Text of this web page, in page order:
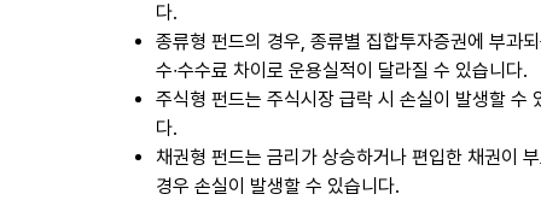
다.
종류형 펀드의 경우, 종류별 집합투자증권에 부과
수∙수수료 차이로 운용실적이 달라질 수 있습니다.
주식형 펀드는 주식시장 급락 시 손실이 발생할 수
다.
채권형 펀드는 금리가 상승하거나 편입한 채권이
경우 손실이 발생할 수 있습니다.